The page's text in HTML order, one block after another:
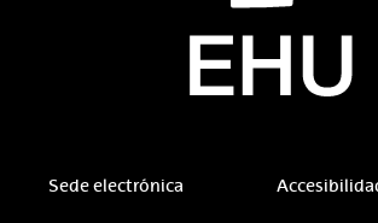
Sede electrónica